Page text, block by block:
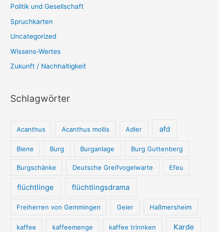
Politik und Gesellschaft
Spruchkarten
Uncategorized
Wissens-Wertes
Zukunft / Nachhaltigkeit
Schlagwörter
Acanthus Acanthus mollis Adler afd
Biene Burg Burganlage Burg Guttenberg
Burgschänke Deutsche Greifvogelwarte Efeu
flüchtlinge flüchtlingsdrama
Freiherren von Gemmingen Geier Haßmersheim
kaffee kaffeemenge kaffee trinnken Karde